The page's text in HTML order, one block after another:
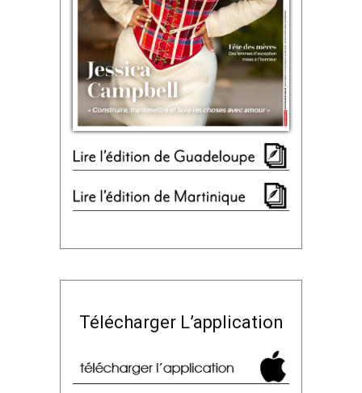
Télécharger L’application